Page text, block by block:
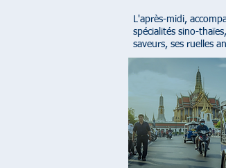
L'après-midi,
spécialités sino-
saveurs, ses ruelles